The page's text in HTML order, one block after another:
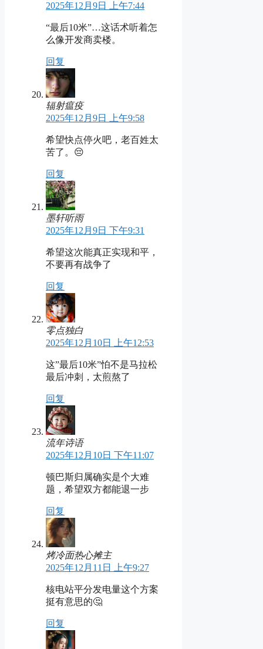
2025年12月9日 上午7:44
“最后10米”…这话术听着怎
么像开发商卖楼。
回复
辐射瘟疫
2025年12月9日 上午9:58
希望快点停火吧，老百姓太
苦了。😔
回复
墨轩听雨
2025年12月9日 下午9:31
希望这次能真正实现和平，
不要再有战争了
回复
零点独白
2025年12月10日 上午12:53
这”最后10米”怕不是马拉松
最后冲刺，太煎熬了
回复
流年诗语
2025年12月10日 下午11:07
顿巴斯归属确实是个大难
题，希望双方都能退一步
回复
烤冷面热心摊主
2025年12月11日 上午9:27
核电站平分发电量这个方案
挺有意思的🤔
回复